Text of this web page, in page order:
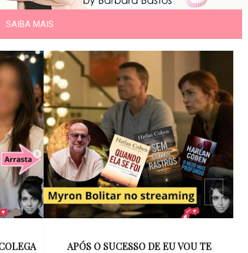
SAIBA MAIS
TE
15 ANOS SEM AMY WINEHOUSE: A VOZ